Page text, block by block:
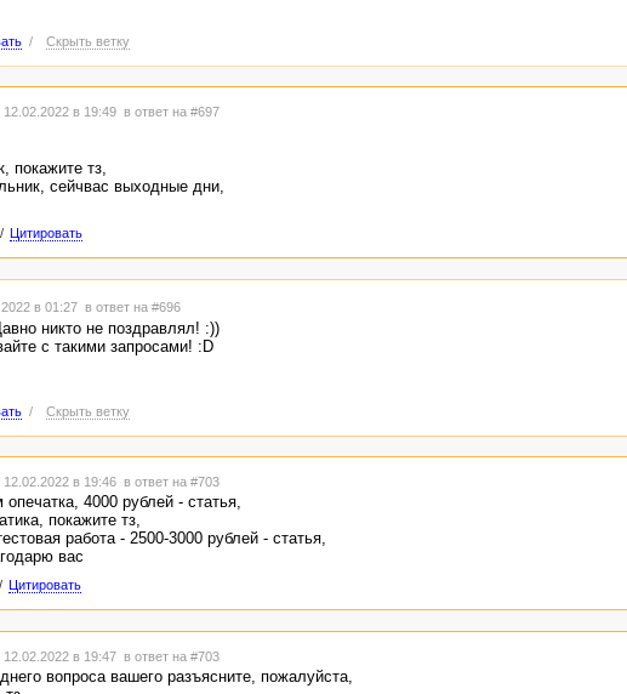
/ Скрыть ветку
в 19:49 в ответ на #697
покажите тз,
сейчвас выходные дни,
Цитировать
в 01:27 в ответ на #696
никто не поздравлял! :))
с такими запросами! :D
/ Скрыть ветку
в 19:46 в ответ на #703
4000 рублей - статья,
покажите тз,
работа - 2500-3000 рублей - статья,
вас
Цитировать
в 19:47 в ответ на #703
вопроса вашего разъясните, пожалуйста,